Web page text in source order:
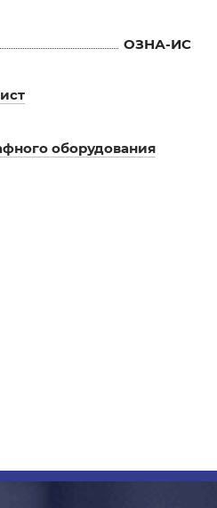
ОЗНА-ИС
оборудования